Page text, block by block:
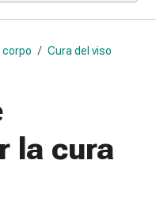
corpo / Cura del viso
la cura